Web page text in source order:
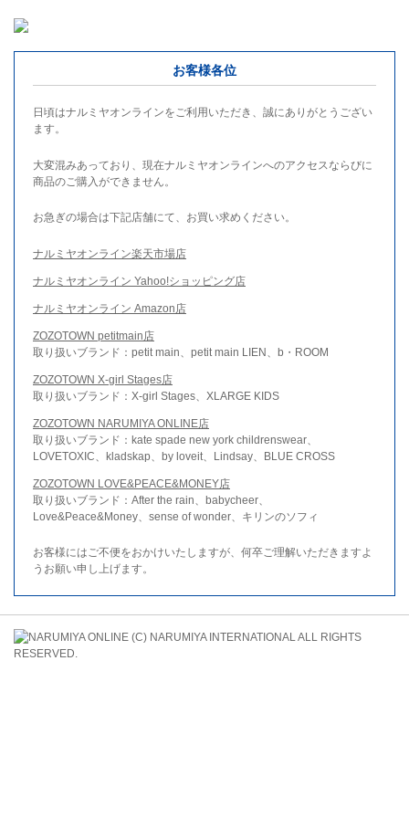
お客様各位
日頃はナルミヤオンラインをご利用いただき、誠にありがとうござい
ます。
大変混みあっており、現在ナルミヤオンラインへのアクセスならびに
商品のご購入ができません。
お急ぎの場合は下記店舗にて、お買い求めください。
ナルミヤオンライン楽天市場店
ナルミヤオンライン Yahoo!ショッピング店
ナルミヤオンライン Amazon店
ZOZOTOWN petitmain店
取り扱いブランド：petit main、petit main LIEN、b・ROOM
ZOZOTOWN X-girl Stages店
取り扱いブランド：X-girl Stages、XLARGE KIDS
ZOZOTOWN NARUMIYA ONLINE店
取り扱いブランド：kate spade new york childrenswear、
LOVETOXIC、kladskap、by loveit、Lindsay、BLUE CROSS
ZOZOTOWN LOVE&PEACE&MONEY店
取り扱いブランド：After the rain、babycheer、
Love&Peace&Money、sense of wonder、キリンのソフィ
お客様にはご不便をおかけいたしますが、何卒ご理解いただきますよ
うお願い申し上げます。